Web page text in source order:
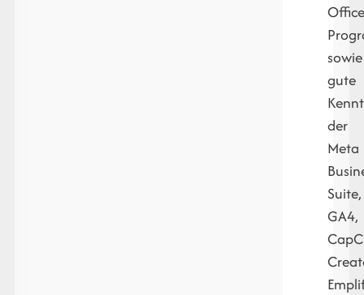
sowie
gute
der
Meta
Suite,
GA4,